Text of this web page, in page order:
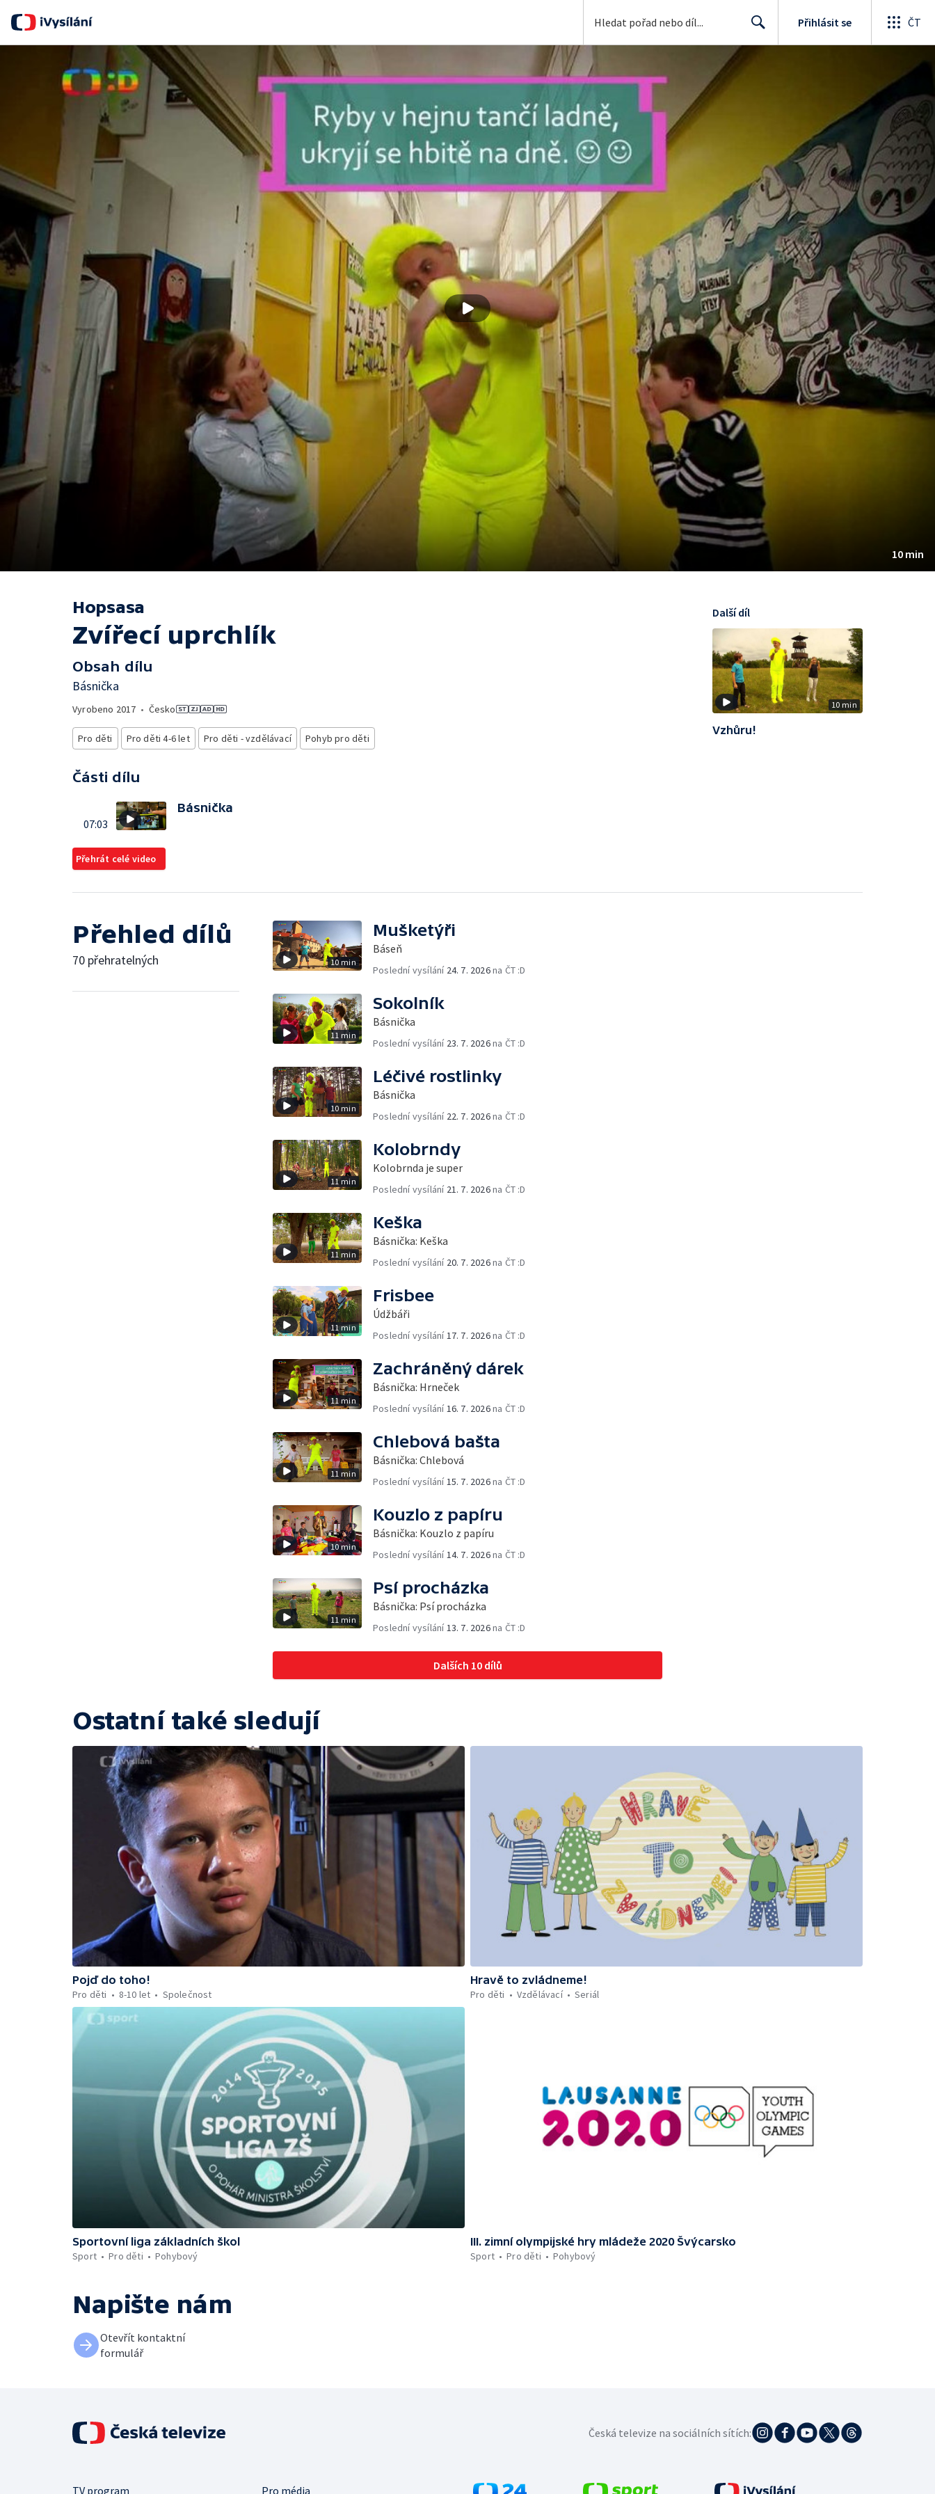
Search
Přihlásit se ČT
10 min
Hopsasa
Zvířecí uprchlík
Obsah dílu
Básnička
Vyrobeno 2017 • Česko
Pro děti Pro děti 4-6 let Pro děti - vzdělávací Pohyb pro děti
Části dílu
07:03
Básnička
Přehrát celé video
10 min
Další díl
Vzhůru!
Přehled dílů
70 přehratelných 10 min
Mušketýři
Báseň
Poslední vysílání 24. 7. 2026na ČT :D
11 min
Sokolník
Básnička
Poslední vysílání 23. 7. 2026na ČT :D
10 min
Léčivé rostlinky
Básnička
Poslední vysílání 22. 7. 2026na ČT :D
11 min
Kolobrndy
Kolobrnda je super
Poslední vysílání 21. 7. 2026na ČT :D
11 min
Keška
Básnička: Keška
Poslední vysílání 20. 7. 2026na ČT :D
11 min
Frisbee
Údžbáři
Poslední vysílání17. 7. 2026na ČT :D
11 min
Zachráněný dárek
Básnička: Hrneček
Poslední vysílání16. 7. 2026na ČT :D
11 min
Chlebová bašta
Básnička: Chlebová
Poslední vysílání15. 7. 2026na ČT :D
10 min
Kouzlo z papíru
Básnička: Kouzlo z papíru
Poslední vysílání14. 7. 2026na ČT :D
11 min
Psí procházka
Básnička: Psí procházka
Poslední vysílání13. 7. 2026na ČT :D
Dalších 10 dílů
Ostatní také sledují
Pojď do toho!
Pro děti
8-10 let Společnost
Hravě to zvládneme!
Pro děti
Vzdělávací Seriál
Sportovní liga základních škol
Sport
Pro děti Pohybový
III. zimní olympijské hry mládeže 2020 Švýcarsko
Sport
Pro děti Pohybový
Napište nám
Otevřít kontaktní
formulář
TV program Pro média
Česká televize na sociálních sítích: